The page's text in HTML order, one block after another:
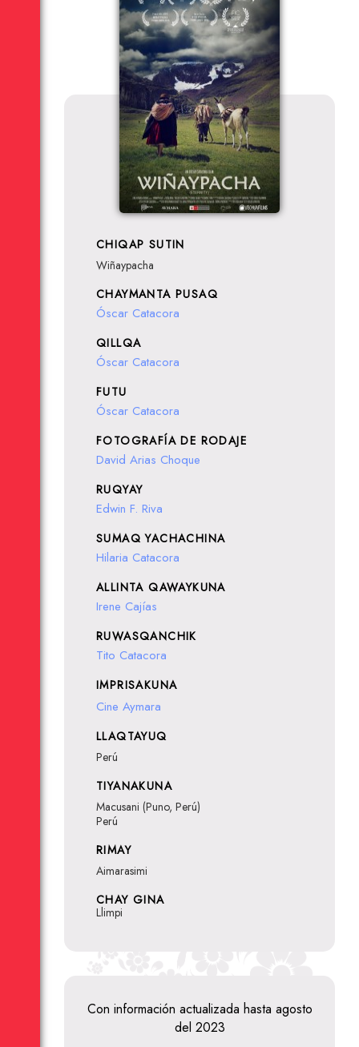
CHIQAP SUTIN
Wiñaypacha
CHAYMANTA PUSAQ
Óscar Catacora
QILLQA
Óscar Catacora
FUTU
Óscar Catacora
FOTOGRAFÍA DE RODAJE
David Arias Choque
RUQYAY
Edwin F. Riva
SUMAQ YACHACHINA
Hilaria Catacora
ALLINTA QAWAYKUNA
Irene Cajías
RUWASQANCHIK
Tito Catacora
IMPRISAKUNA
Cine Aymara
LLAQTAYUQ
Perú
TIYANAKUNA
Macusani (Puno, Perú)
Perú
RIMAY
Aimarasimi
CHAY GINA
Llimpi
Con información actualizada hasta agosto
del 2023